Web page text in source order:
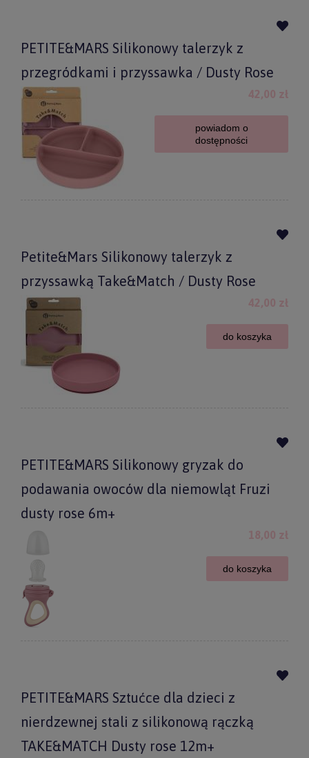
PETITE&MARS Silikonowy talerzyk z
przegródkami i przyssawka / Dusty Rose
42,00 zł
powiadom o
dostępności
Petite&Mars Silikonowy talerzyk z
przyssawką Take&Match / Dusty Rose
42,00 zł
do koszyka
PETITE&MARS Silikonowy gryzak do
podawania owoców dla niemowląt Fruzi
dusty rose 6m+
18,00 zł
do koszyka
PETITE&MARS Sztućce dla dzieci z
nierdzewnej stali z silikonową rączką
TAKE&MATCH Dusty rose 12m+